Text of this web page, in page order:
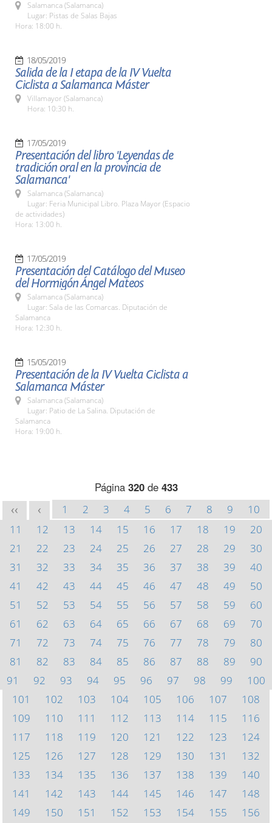
Salamanca (Salamanca)
Lugar: Pistas de Salas Bajas
Hora: 18:00 h.
18/05/2019
Salida de la I etapa de la IV Vuelta
Ciclista a Salamanca Máster
Villamayor (Salamanca)
Hora: 10:30 h.
17/05/2019
Presentación del libro 'Leyendas de
tradición oral en la provincia de
Salamanca'
Salamanca (Salamanca)
Lugar: Feria Municipal Libro. Plaza Mayor (Espacio
de actividades)
Hora: 13:00 h.
17/05/2019
Presentación del Catálogo del Museo
del Hormigón Ángel Mateos
Salamanca (Salamanca)
Lugar: Sala de las Comarcas. Diputación de
Salamanca
Hora: 12:30 h.
15/05/2019
Presentación de la IV Vuelta Ciclista a
Salamanca Máster
Salamanca (Salamanca)
Lugar: Patio de La Salina. Diputación de
Salamanca
Hora: 19:00 h.
Página 320de 433
<< < 1 2 3 4 5 6 7 8 9
10
11
12 13 14 15 16 17 18 19
20
21
22 23 24 25 26 27 28 29
30
31
32 33 34 35 36 37 38 39
40
41
42 43 44 45 46 47 48 49
50
51
52 53 54 55 56 57 58 59
60
61
62 63 64 65 66 67 68 69
70
71
72 73 74 75 76 77 78 79
80
81
82 83 84 85 86 87 88 89
90
91
92 93 94 95 96 97 98 99
100
101
102 103 104 105 106 107
108
109
110 111 112 113 114 115
116
117
118 119 120 121 122 123
124
125
126 127 128 129 130 131
132
133
134 135 136 137 138 139
140
141
142 143 144 145 146 147
148
149
150 151 152 153 154 155
156